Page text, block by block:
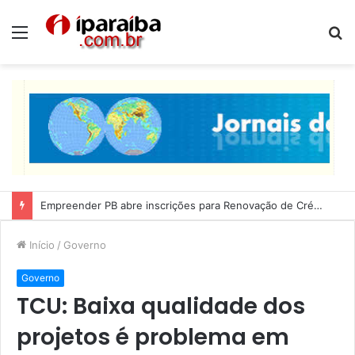
Menu
Lucas Ribeiro inspeciona obras da última etapa do Centro de Convenções
Início / Governo
Governo
TCU: Baixa qualidade dos
projetos é problema em